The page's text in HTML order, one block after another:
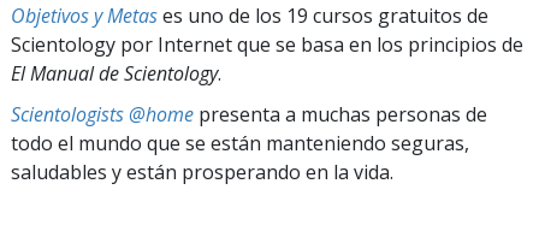
Objetivos y Metases uno de los 19 cursos gratuitos de
Scientology por Internet que se basa en los principios de
El Manual de Scientology.
Scientologists @home presenta a muchas personas de
todo el mundo que se están manteniendo seguras,
saludables y están prosperando en la vida.